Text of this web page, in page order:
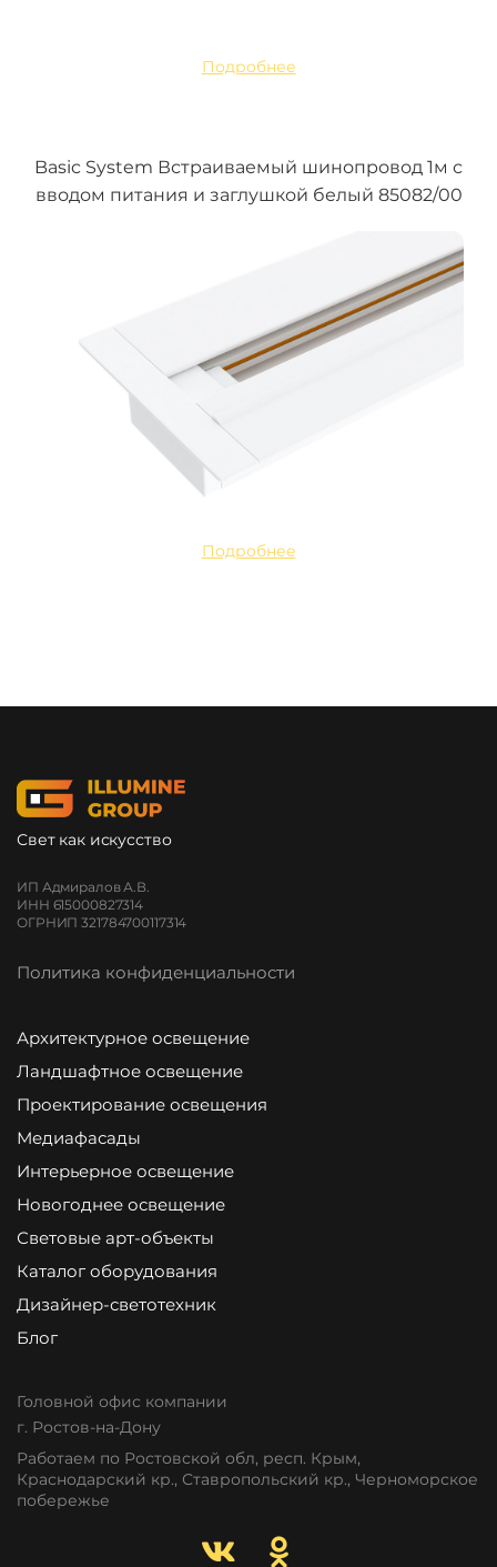
Подробнее
Basic System Встраиваемый шинопровод 1м с
вводом питания и заглушкой белый 85082/00
Подробнее
Свет как искусство
ИП Адмиралов А.В.
ИНН 615000827314
ОГРНИП 321784700117314
Политика конфиденциальности
Архитектурное освещение
Ландшафтное освещение
Проектирование освещения
Медиафасады
Интерьерное освещение
Новогоднее освещение
Световые арт-объекты
Каталог оборудования
Дизайнер-светотехник
Блог
Головной офис компании
г. Ростов-на-Дону
Работаем по Ростовской обл, респ. Крым,
Краснодарский кр., Ставропольский кр., Черноморское
побережье